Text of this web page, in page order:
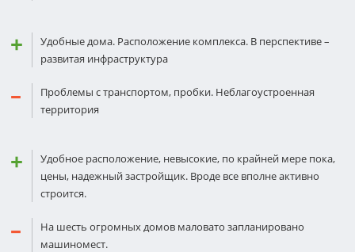
Удобные дома. Расположение комплекса. В перспективе –
развитая инфраструктура
Проблемы с транспортом, пробки. Неблагоустроенная
территория
Удобное расположение, невысокие, по крайней мере пока,
цены, надежный застройщик. Вроде все вполне активно
строится.
На шесть огромных домов маловато запланировано
машиномест.